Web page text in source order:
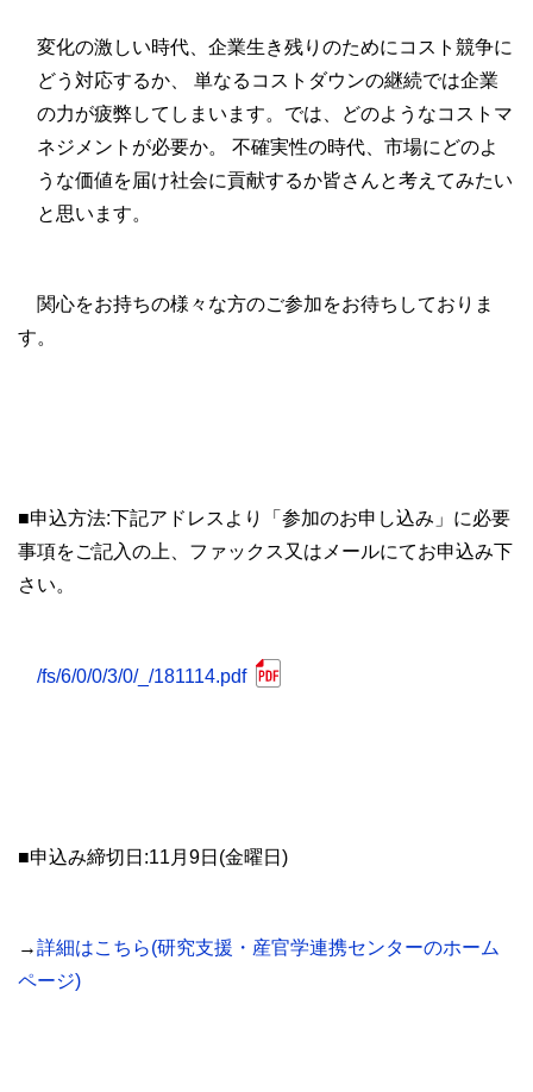
変化の激しい時代、企業生き残りのためにコスト競争に
どう対応するか、 単なるコストダウンの継続では企業
の力が疲弊してしまいます。では、どのようなコストマ
ネジメントが必要か。 不確実性の時代、市場にどのよ
うな価値を届け社会に貢献するか皆さんと考えてみたい
と思います。
関心をお持ちの様々な方のご参加をお待ちしておりま
す。
■申込方法:下記アドレスより「参加のお申し込み」に必要
事項をご記入の上、ファックス又はメールにてお申込み下
さい。
/fs/6/0/0/3/0/_/181114.pdf
■申込み締切日:11月9日(金曜日)
→詳細はこちら(研究支援・産官学連携センターのホーム
ページ)